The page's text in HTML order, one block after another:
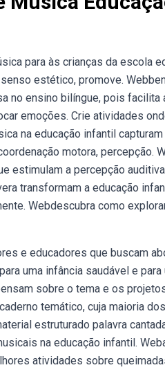
para às crianças da escola
estético, promove.
no ensino bilíngue, pois facilita
emoções. Crie atividades
na educação infantil
motora, percepção.
estimulam a percepção
transformam a educação
Webdescubra como
e educadores que buscam
uma infância saudável e
sobre o tema e os
temático, cuja maioria
estruturado palavra
na educação infantil.
atividades sobre